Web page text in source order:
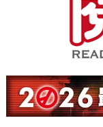
閱政治
題，也要專業評論，
讓